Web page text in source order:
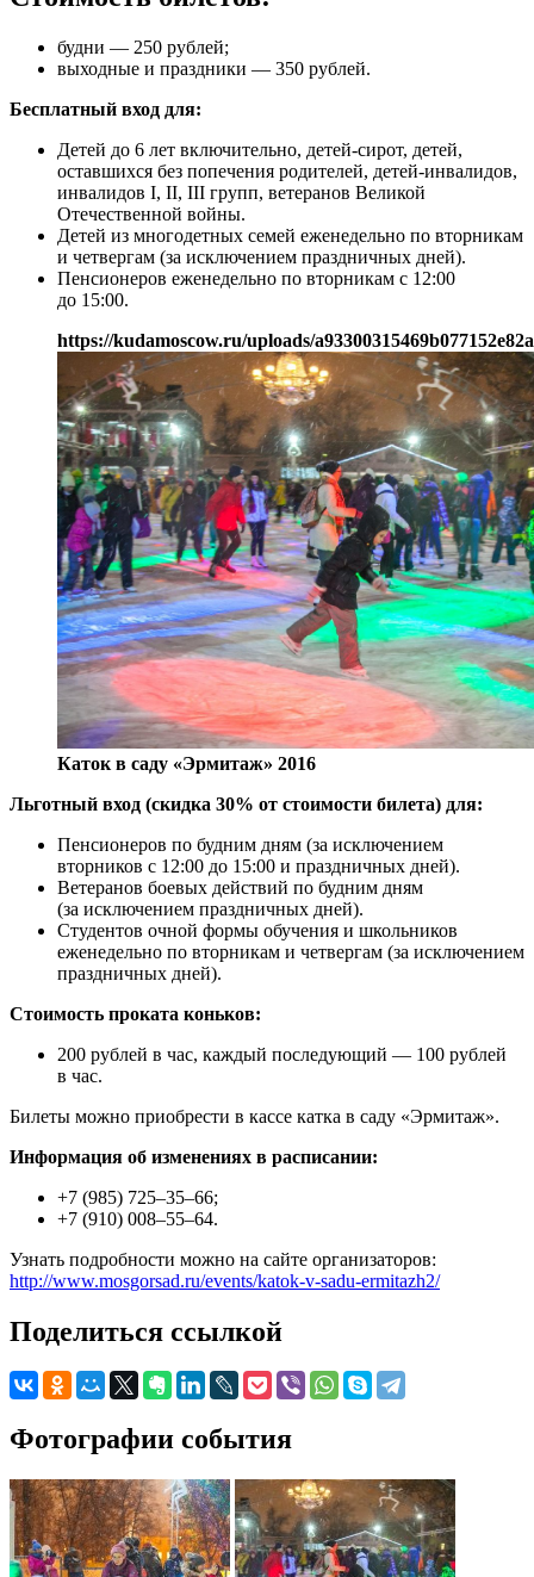
будни — 250 рублей;
выходные и праздники — 350 рублей.
Бесплатный вход для:
Детей до 6 лет включительно, детей-сирот, детей,
оставшихся без попечения родителей, детей-инвалидов,
инвалидов I, II, III групп, ветеранов Великой
Отечественной войны.
Детей из многодетных семей еженедельно по вторникам
и четвергам (за исключением праздничных дней).
Пенсионеров еженедельно по вторникам с 12:00
до 15:00.
https://kudamoscow.ru/uploads/
Каток в саду «Эрмитаж» 2016
Льготный вход (скидка 30% от стоимости билета) для:
Пенсионеров по будним дням (за исключением
вторников с 12:00 до 15:00 и праздничных дней).
Ветеранов боевых действий по будним дням
(за исключением праздничных дней).
Студентов очной формы обучения и школьников
еженедельно по вторникам и четвергам (за исключением
праздничных дней).
Стоимость проката коньков:
200 рублей в час, каждый последующий — 100 рублей
в час.
Билеты можно приобрести в кассе катка в саду «Эрмитаж».
Информация об изменениях в расписании:
+7 (985) 725–35–66;
+7 (910) 008–55–64.
Узнать подробности можно на сайте организаторов:
http://www.mosgorsad.ru/events/katok-v-sadu-ermitazh2/
Поделиться ссылкой
Фотографии события